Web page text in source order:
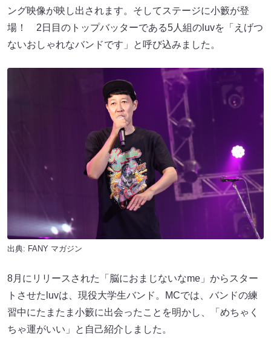
ング映像が映し出されます。そしてステージに小籔が登
場！ 2日目のトップバッターである5人組のluvを「えげつ
ないおしゃれなバンドです」と呼び込みました。
出典: FANY マガジン
8月にリリースされた「脳におまじないなme」からスター
トさせたluvは、現役大学生バンド。MCでは、バンドの練
習中にたまたま小籔に出会ったことを明かし、「めちゃく
ちゃ運がいい」と自己紹介しました。